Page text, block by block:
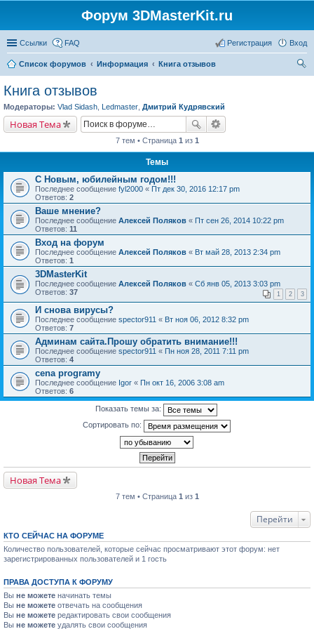
Форум 3DMasterKit.ru
Ссылки FAQ Вход
Регистрация
Список форумов Информация
Книга отзывов
Книга отзывов
Модераторы: Vlad Sidash Ledmaster Дмитрий Кудрявский
Новая Тема
7 тем • Страница 1 из 1
Темы
С Новым, юбилейным годом!!!
Последнее сообщение fyl2000 « Пт дек 30, 2016 12:17 pm
Ответов: 2
Ваше мнение?
Последнее сообщение Алексей Поляков « Пт сен 26, 2014 10:22 pm
Ответов: 11
Вход на форум
Последнее сообщение Алексей Поляков « Вт май 28, 2013 2:34 pm
Ответов: 1
3DMasterKit
Последнее сообщение Алексей Поляков « Сб янв 05, 2013 3:03 pm
Ответов: 37 1 2 3
И снова вирусы?
Последнее сообщение spector911 « Вт ноя 06, 2012 8:32 pm
Ответов: 7
Админам сайта.Прошу обратить внимание!!!
Последнее сообщение spector911 « Пн ноя 28, 2011 7:11 pm
Ответов: 4
cena programy
Последнее сообщение Igor « Пн окт 16, 2006 3:08 am
Ответов: 6
Показать темы за:
Сортировать по:
Новая Тема
7 тем • Страница 1 из 1
Перейти
КТО СЕЙЧАС НА ФОРУМЕ
Количество пользователей, которые сейчас просматривают этот форум: нет
зарегистрированных пользователей и 1 гость
ПРАВА ДОСТУПА К ФОРУМУ
Вы не можете начинать темы
Вы не можете отвечать на сообщения
Вы не можете редактировать свои сообщения
Вы не можете удалять свои сообщения